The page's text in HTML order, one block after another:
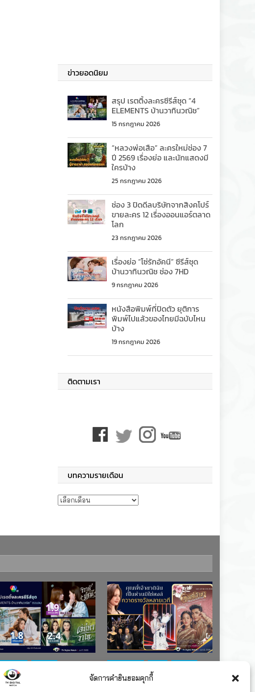
จัดการคำยินยอมคุกกี้
ข่าวยอดนิยม
สรุป เรตติ้งละครซีรีส์ชุด “4
ELEMENTS บ้านวาทินวณิช”
15 กรกฎาคม 2026
“หลวงพ่อเสือ” ละครใหม่ช่อง 7
ปี 2569 เรื่องย่อ และนักแสดงมี
ใครบ้าง
25 กรกฎาคม 2026
ช่อง 3 ปิดดีลบริษัทจากสิงคโปร์
ขายละคร 12 เรื่องออนแอร์ตลาด
โลก
23 กรกฎาคม 2026
เรื่องย่อ “โซ่รักอัคนี” ซีรีส์ชุด
บ้านวาทินวณิช ช่อง 7HD
9 กรกฎาคม 2026
หนังสือพิมพ์ที่ปิดตัว ยุติการ
พิมพ์ไปแล้วของไทยมีฉบับไหน
บ้าง
19 กรกฎาคม 2026
ติดตามเรา
บทความรายเดือน
บทความรายเดือน
ละคร-ซีรีส์
รางวัล
ละคร-ซีรีส์